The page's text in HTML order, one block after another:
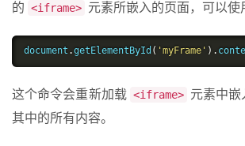
的 <iframe> 元素所嵌入的页面，可以使
document .getElementById ( 'myFrame' ).
这个命令会重新加载 <iframe> 元素中嵌
其中的所有内容。